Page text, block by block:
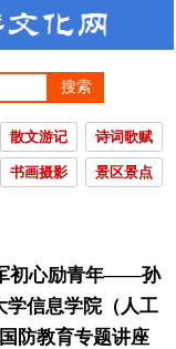
搜索
散文游记 诗词歌赋
书画摄影 景区景点
初心励青年——孙
学信息学院（人工
防教育专题讲座